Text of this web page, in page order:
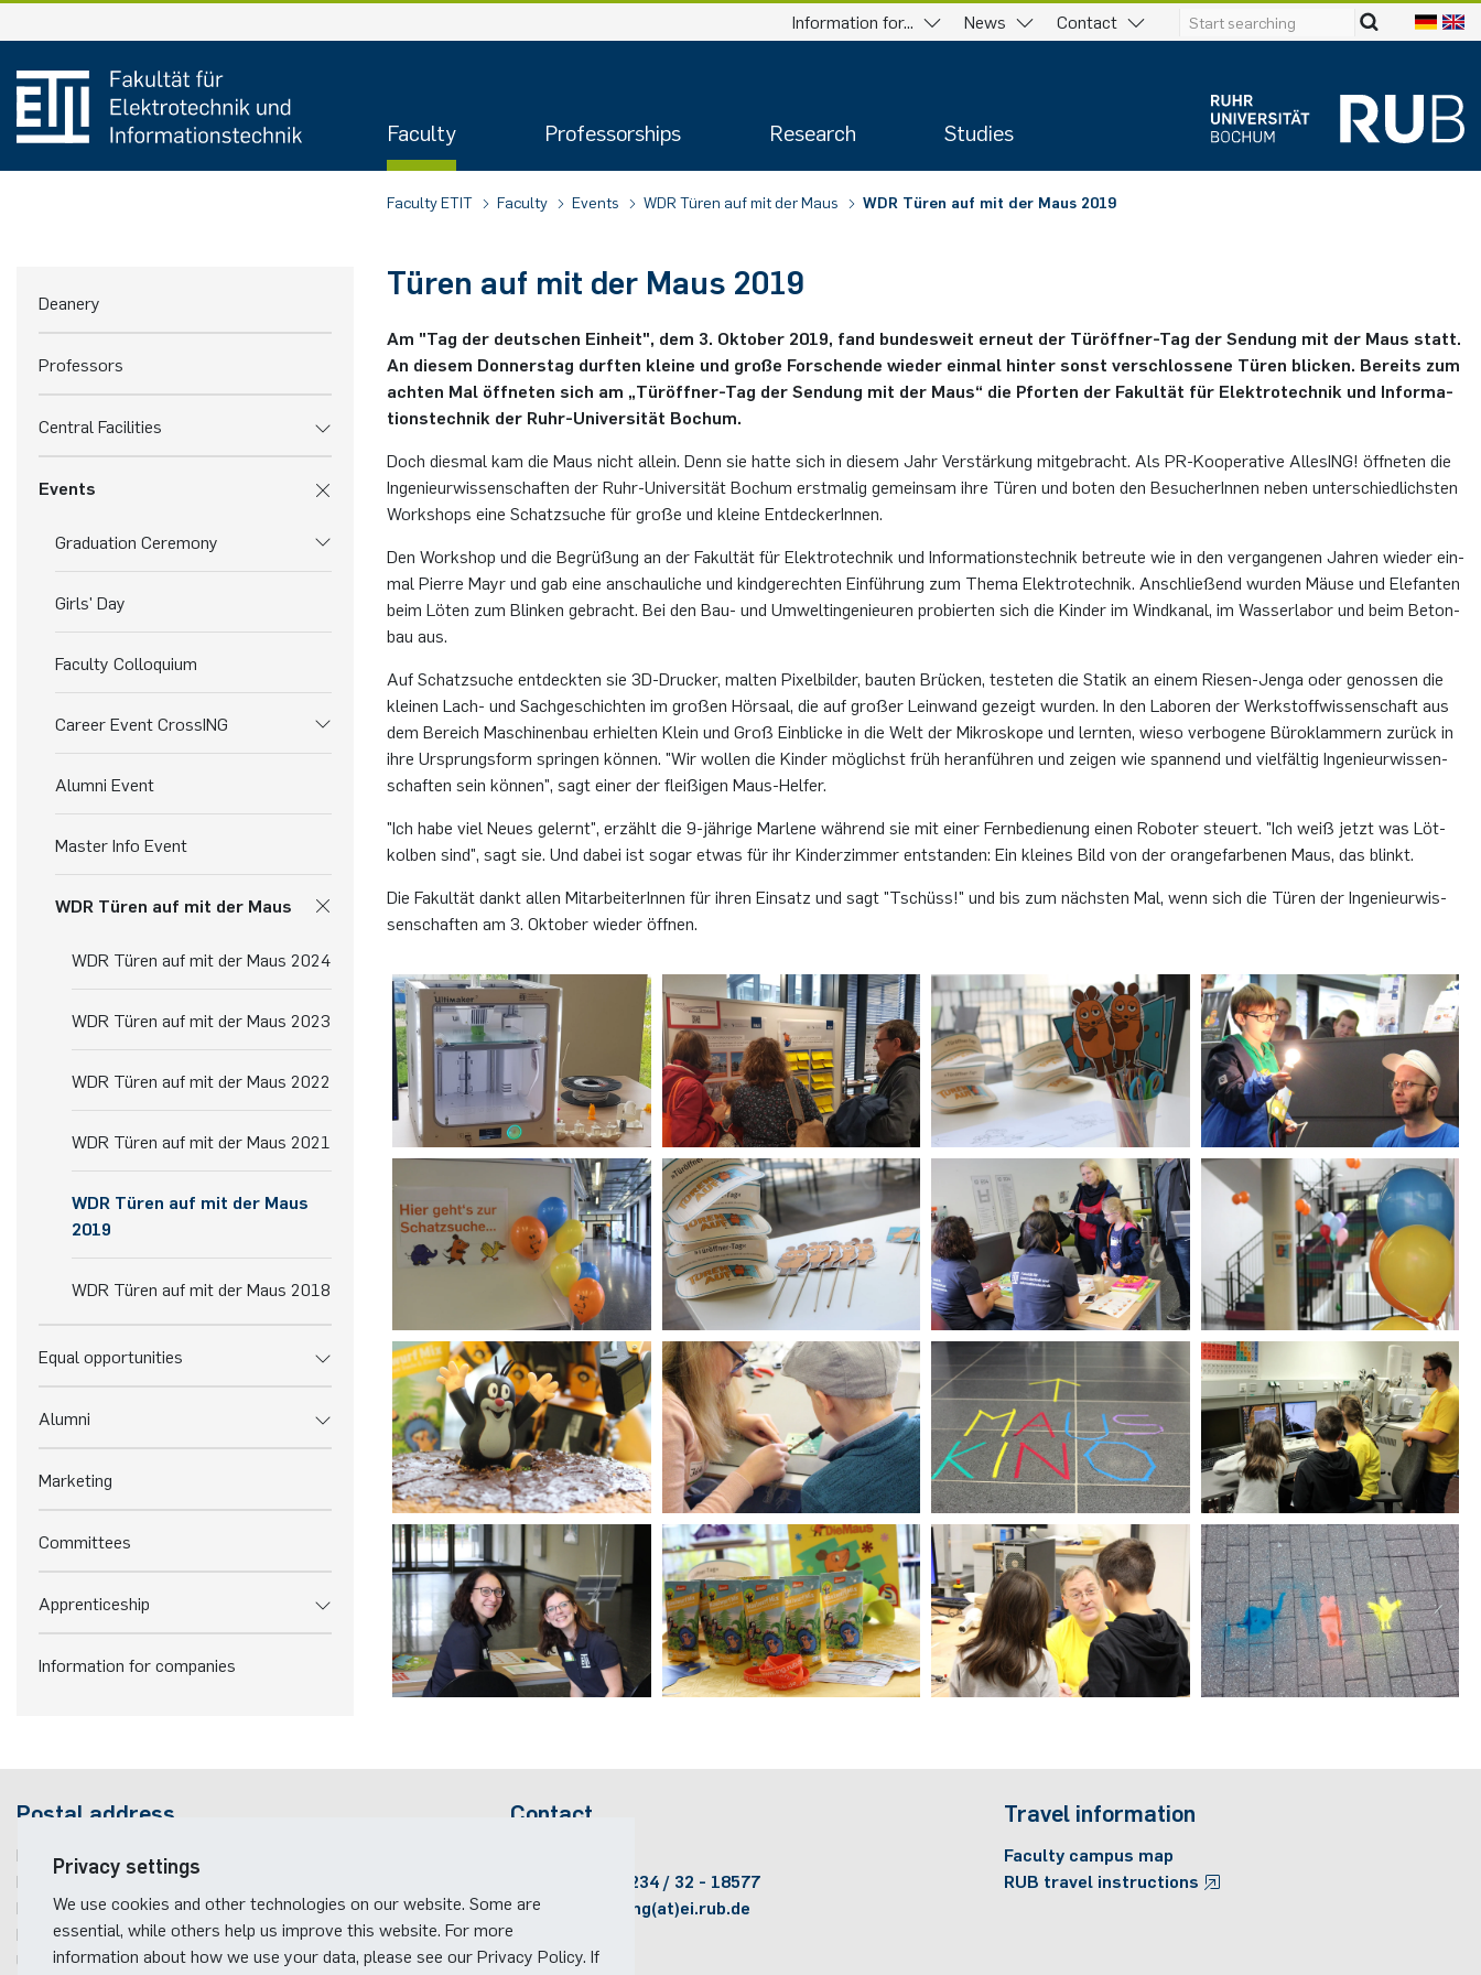
to
content
Information for... News Contact
Faculty Professorships Research Studies
Faculty ETIT Faculty Events WDR Türen auf mit der Maus WDR Türen auf mit der Maus 2019
Deanery
Professors
Central Facilities
Events
Graduation Ceremony
Girls' Day
Faculty Colloquium
Career Event CrossING
Alumni Event
Master Info Event
WDR Türen auf mit der Maus
WDR Türen auf mit der Maus 2024
WDR Türen auf mit der Maus 2023
WDR Türen auf mit der Maus 2022
WDR Türen auf mit der Maus 2021
WDR Türen auf mit der Maus
2019
WDR Türen auf mit der Maus 2018
Equal opportunities
Alumni
Marketing
Committees
Apprenticeship
Information for companies
Türen auf mit der Maus 2019
Am "Tag der deut­schen Ein­heit", dem 3. Ok­to­ber 2019, fand bun­des­weit er­neut der Tür­öff­ner-Tag der Sen­dung mit der Maus statt.
An die­sem Don­ners­tag durf­ten klei­ne und große For­schende wie­der ein­mal hin­ter sonst ver­schlos­se­ne Türen bli­cken. Be­reits zum
ach­ten Mal öff­ne­ten sich am „Tür­öff­ner-Tag der Sen­dung mit der Maus“ die Pfor­ten der Fa­kul­tät für Elek­tro­tech­nik und In­for­ma­
ti­ons­tech­nik der Ruhr-Uni­ver­si­tät Bo­chum.
Doch dies­mal kam die Maus nicht al­lein. Denn sie hatte sich in die­sem Jahr Ver­stär­kung mit­ge­bracht. Als PR-Ko­ope­ra­ti­ve Al­le­sING! öff­ne­ten die
In­ge­nieur­wis­sen­schaf­ten der Ruhr-Uni­ver­si­tät Bo­chum erst­ma­lig ge­mein­sam ihre Türen und boten den Be­su­cherInnen neben un­ter­schied­lichs­ten
Work­shops eine Schatz­su­che für große und klei­ne Ent­de­ckerInnen.
Den Work­shop und die Be­grü­ßung an der Fa­kul­tät für Elek­tro­tech­nik und In­for­ma­ti­ons­tech­nik be­treu­te wie in den ver­gan­ge­nen Jah­ren wie­der ein­
mal Pier­re Mayr und gab eine an­schau­li­che und kind­ge­rech­ten Ein­füh­rung zum Thema Elek­tro­tech­nik. An­schlie­ßend wur­den Mäuse und Ele­fan­ten
beim Löten zum Blin­ken ge­bracht. Bei den Bau- und Um­welt­in­ge­nieu­ren pro­bier­ten sich die Kin­der im Wind­ka­nal, im Was­ser­la­bor und beim Be­ton­
bau aus.
Auf Schatz­su­che ent­deck­ten sie 3D-Dru­cker, mal­ten Pi­xel­bil­der, bau­ten Brü­cken, tes­te­ten die Sta­tik an einem Rie­sen-Jen­ga oder ge­nos­sen die
klei­nen Lach- und Sach­ge­schich­ten im gro­ßen Hör­saal, die auf gro­ßer Lein­wand ge­zeigt wur­den. In den La­bo­ren der Werk­stoff­wis­sen­schaft aus
dem Be­reich Ma­schi­nen­bau er­hiel­ten Klein und Groß Ein­bli­cke in die Welt der Mi­kro­sko­pe und lern­ten, wieso ver­bo­ge­ne Bü­ro­klam­mern zu­rück in
ihre Ur­sprungs­form sprin­gen kön­nen. "Wir wol­len die Kin­der mög­lichst früh her­an­füh­ren und zei­gen wie span­nend und viel­fäl­tig In­ge­nieur­wis­sen­
schaf­ten sein kön­nen", sagt einer der flei­ßi­gen Maus-Hel­fer.
"Ich habe viel Neues ge­lernt", er­zählt die 9-jäh­ri­ge Mar­le­ne wäh­rend sie mit einer Fern­be­die­nung einen Ro­bo­ter steu­ert. "Ich weiß jetzt was Löt­
kol­ben sind", sagt sie. Und dabei ist sogar etwas für ihr Kin­der­zim­mer ent­stan­den: Ein klei­nes Bild von der oran­ge­far­be­nen Maus, das blinkt.
Die Fa­kul­tät dankt allen Mit­ar­bei­terInnen für ihren Ein­satz und sagt "Tschüss!" und bis zum nächs­ten Mal, wenn sich die Türen der In­ge­nieur­wis­
sen­schaf­ten am 3. Ok­to­ber wie­der öff­nen.
Postal address
Ruhr-Universität Bochum
Fakultät für Elektrotechnik und Informationstechnik
Marketing & PR
Building ID, Postbox 11
Universitätsstraße 150
Contact
(+49)(0)234 / 32 - 18577
Email:
marketing(at)ei.rub.de
Travel information
Faculty campus map
RUB travel instructions
Privacy settings
We use cookies and other technologies on our website. Some are
essential, while others help us improve this website. For more
information about how we use your data, please see our Privacy Policy. If